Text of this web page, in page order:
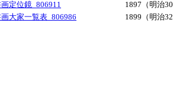
定位鏡_806911
1897（明治
大家一覧表_806986 1899（明治